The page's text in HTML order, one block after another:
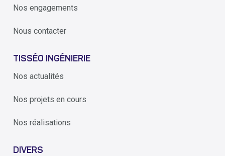
Nos engagements
Nous contacter
TISSÉO INGÉNIERIE
Nos actualités
Nos projets en cours
Nos réalisations
DIVERS